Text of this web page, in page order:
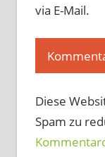
via E-Mail.
Diese
Spam zu